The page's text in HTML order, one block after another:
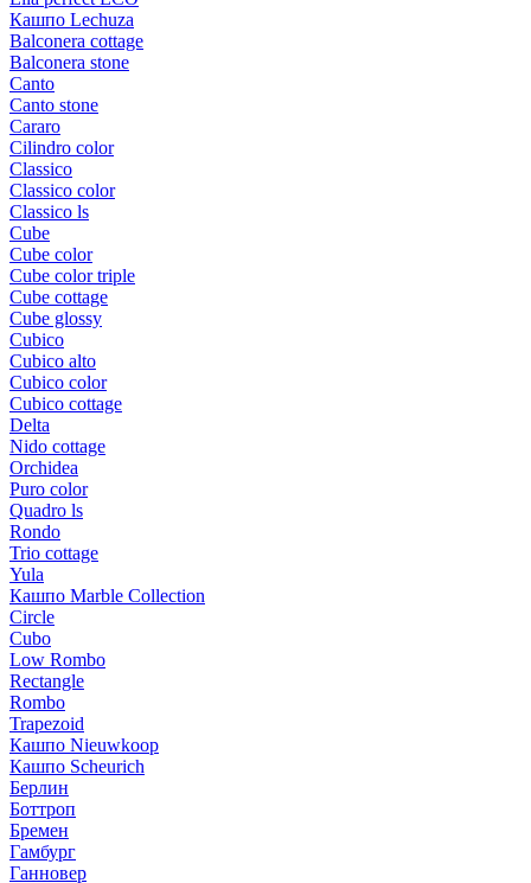
Кашпо Lechuza
Balconera cottage
Balconera stone
Canto
Canto stone
Cararo
Cilindro color
Classico
Classico color
Classico ls
Cube
Cube color
Cube color triple
Cube cottage
Cube glossy
Cubico
Cubico alto
Cubico color
Cubico cottage
Delta
Nido cottage
Orchidea
Puro color
Quadro ls
Rondo
Trio cottage
Yula
Кашпо Marble Collection
Circle
Cubo
Low Rombo
Rectangle
Rombo
Trapezoid
Кашпо Nieuwkoop
Кашпо Scheurich
Берлин
Боттроп
Бремен
Гамбург
Ганновер